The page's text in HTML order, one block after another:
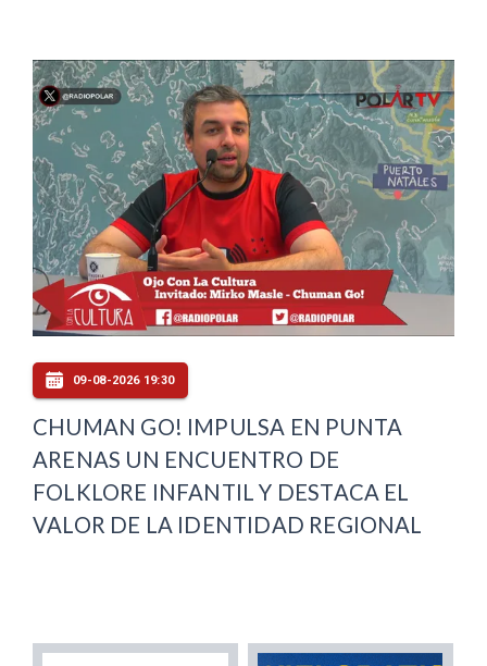
09-08-2026 19:30
CHUMAN GO! IMPULSA EN PUNTA
ARENAS UN ENCUENTRO DE
FOLKLORE INFANTIL Y DESTACA EL
VALOR DE LA IDENTIDAD REGIONAL